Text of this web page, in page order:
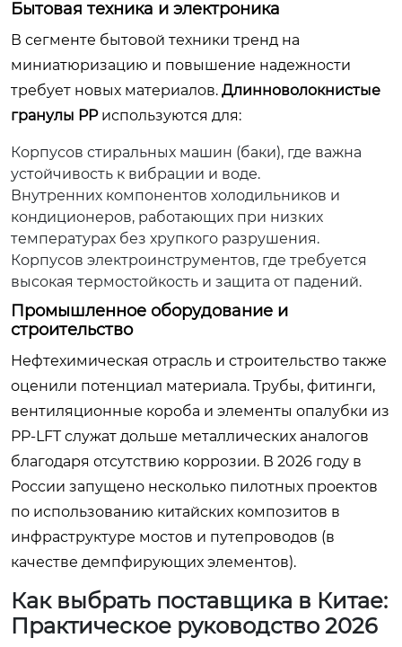
Бытовая техника и электроника
В сегменте бытовой техники тренд на
миниатюризацию и повышение надежности
требует новых материалов. Длинноволокнистые
гранулы PPиспользуются для:
Корпусов стиральных машин (баки), где важна
устойчивость к вибрации и воде.
Внутренних компонентов холодильников и
кондиционеров, работающих при низких
температурах без хрупкого разрушения.
Корпусов электроинструментов, где требуется
высокая термостойкость и защита от падений.
Промышленное оборудование и
строительство
Нефтехимическая отрасль и строительство также
оценили потенциал материала. Трубы, фитинги,
вентиляционные короба и элементы опалубки из
PP-LFT служат дольше металлических аналогов
благодаря отсутствию коррозии. В 2026 году в
России запущено несколько пилотных проектов
по использованию китайских композитов в
инфраструктуре мостов и путепроводов (в
качестве демпфирующих элементов).
Как выбрать поставщика в Китае:
Практическое руководство 2026